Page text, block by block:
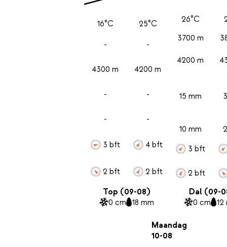
16°C
-
4300 m
-
-
3 bft
2 bft
25°C
-
4200 m
-
-
4 bft
2 bft
26°C
3700 m
4200 m
15 mm
10 mm
3 bft
2 bft
Top (09-08)
0 cm 18 mm
Dal (09-
0 cm 12
Maandag
10-08